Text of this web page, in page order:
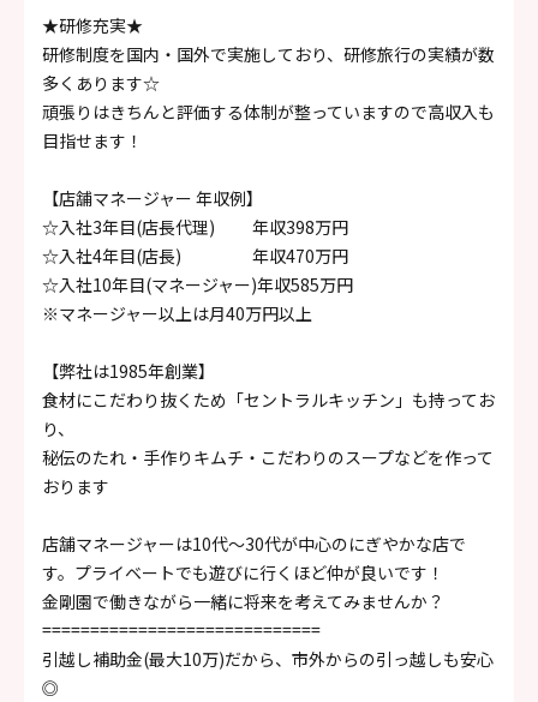
★研修充実★
研修制度を国内・国外で実施しており、研修旅行の実績が数
多くあります☆
頑張りはきちんと評価する体制が整っていますので高収入も
目指せます！
【店舗マネージャー 年収例】
☆入社3年目(店長代理) 年収398万円
☆入社4年目(店長) 年収470万円
☆入社10年目(マネージャー)年収585万円
※マネージャー以上は月40万円以上
【弊社は1985年創業】
食材にこだわり抜くため「セントラルキッチン」も持ってお
り、
秘伝のたれ・手作りキムチ・こだわりのスープなどを作って
おります
店舗マネージャーは10代～30代が中心のにぎやかな店で
す。プライベートでも遊びに行くほど仲が良いです！
金剛園で働きながら一緒に将来を考えてみませんか？
=============================
引越し補助金(最大10万)だから、市外からの引っ越しも安心
◎